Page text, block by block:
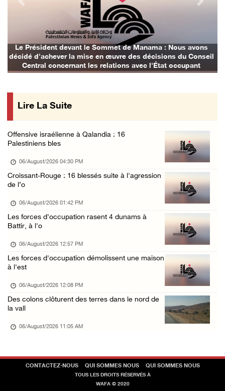
Des colons prennent d'assaut Beit Fajjar, au ...
05/August/2026 10:37 PM
Les forces d'occupation mènent des raids sur ...
05/August/2026 07:58 PM
: Nous avons
du Conseil
occupant
Les avions d'occupation continuent de
Previous Next
Lire La Suite
Offensive israélienne à Qalandia : 16
Palestiniens bles
06/August/2026 04:30 PM
Croissant-Rouge : 16 blessés suite à l'agression
de l’o
06/August/2026 01:42 PM
Les forces d'occupation rasent 4 dunams à
Battir, à l'o
06/August/2026 12:57 PM
Les forces d'occupation démolissent une maison
à l'est
06/August/2026 12:08 PM
Des colons clôturent des terres dans le nord de
la vall
06/August/2026 11:05 AM
CONTACTEZ-NOUS QUI SOMMES NOUS QUI SOMMES NOUS
TOUS LES DROITS RÉSERVÉS À
WAFA © 2020